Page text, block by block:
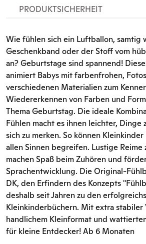
PRODUKTSICHERHEIT
Wie fühlen sich ein Luftballon, samtig
Geschenkband oder der Stoff vom
an? Geburtstage sind spannend!
animiert Babys mit farbenfrohen,
verschiedenen Materialien zum
Wiedererkennen von Farben und
Thema Geburtstag. Die ideale
Fühlen macht es ihnen leichter, Dinge
sich zu merken. So können
allen Sinnen begreifen. Lustige Reime
machen Spaß beim Zuhören und
Sprachentwicklung. Die Original-
DK, den Erfindern des Konzepts
deshalb seit Jahren zu den
Kleinkinderbüchern. Mit extra stabiler
handlichem Kleinformat und
für kleine Entdecker! Ab 6 Monaten